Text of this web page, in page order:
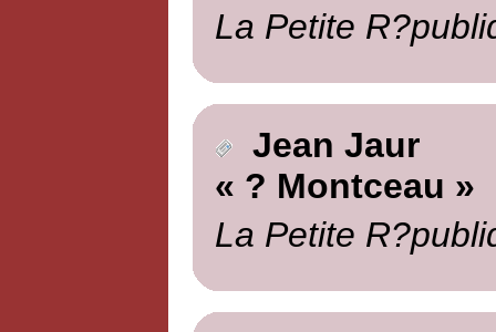
La Petite
Jean Jaur
« ? Montceau »
La Petite